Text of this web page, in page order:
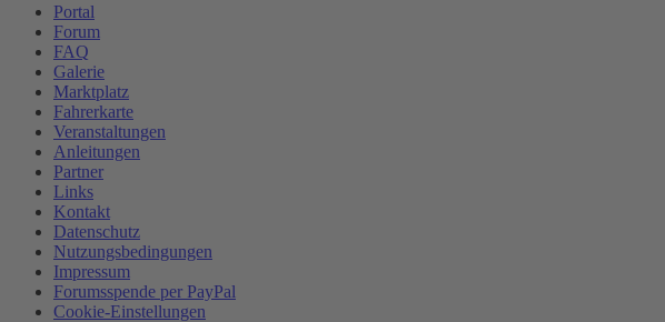
Portal
Forum
FAQ
Galerie
Marktplatz
Fahrerkarte
Veranstaltungen
Anleitungen
Partner
Links
Kontakt
Datenschutz
Nutzungsbedingungen
Impressum
Forumsspende per PayPal
Cookie-Einstellungen